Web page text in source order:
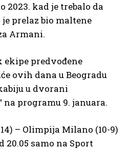
2023. kad je trebalo da
prelaz bio maltene
Armani.
predvođene
ovih dana u Beogradu
u dvorani
programu 9. januara.
– Olimpija Milano (10-9)
20.05 samo na Sport